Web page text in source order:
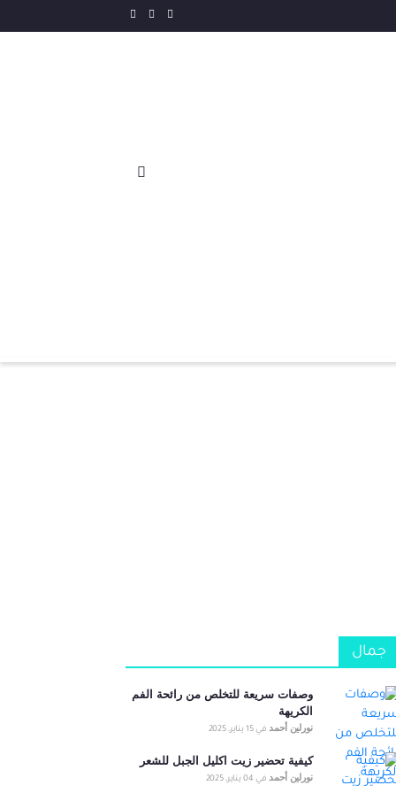
جمال
وصفات سريعة للتخلص من رائحة الفم
الكريهة
نورلين أحمد في 15 يناير، 2025
كيفية تحضير زيت اكليل الجبل للشعر
نورلين أحمد في 04 يناير، 2025